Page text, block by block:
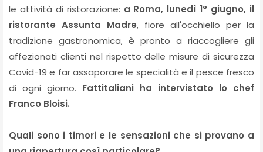
le attività di ristorazione: a Roma, lunedì 1° giugno, il
ristorante Assunta Madre, fiore all'occhiello per la
tradizione gastronomica, è pronto a riaccogliere gli
affezionati clienti nel rispetto delle misure di sicurezza
Covid-19 e far assaporare le specialità e il pesce fresco
di ogni giorno. Fattitaliani ha intervistato lo chef
Franco Bloisi.
Quali sono i timori e le sensazioni che si provano a